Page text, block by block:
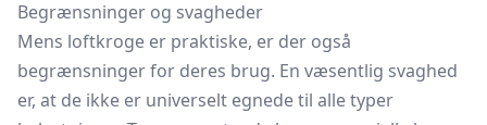
Begrænsninger og svagheder
Mens loftkroge er praktiske, er der også
begrænsninger for deres brug. En væsentlig svaghed
er, at de ikke er universelt egnede til alle typer